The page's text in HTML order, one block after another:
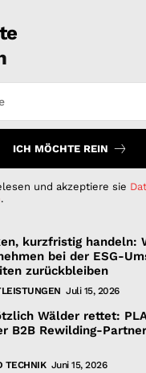
ICH MÖCHTE REIN
und akzeptiere sie
.
kurzfristig handeln:
bei der ESG-
zurückbleiben
Juli 15, 2026
Wälder rettet:
B2B Rewilding-
TECHNIK Juni 15, 2026